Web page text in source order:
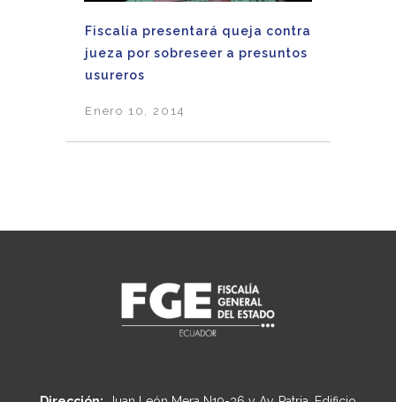
Fiscalía presentará queja contra
jueza por sobreseer a presuntos
usureros
Enero 10, 2014